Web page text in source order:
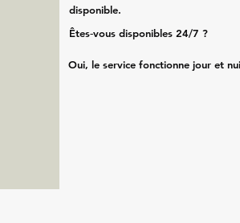
disponible.
Êtes‑vous disponibles 24/7 ?
Oui, le service fonctionne jour et